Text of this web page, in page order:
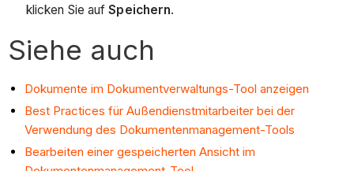
klicken Sie aufSpeichern.
Siehe auch
Dokumente im Dokumentverwaltungs-Tool anzeigen
Best Practices für Außendienstmitarbeiter bei der
Verwendung des Dokumentenmanagement-Tools
Bearbeiten einer gespeicherten Ansicht im